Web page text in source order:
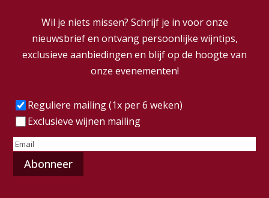
Wil je niets missen? Schrijf je in voor onze
nieuwsbrief en ontvang persoonlijke wijntips,
exclusieve aanbiedingen en blijf op de hoogte van
onze evenementen!
Frequentie(Vereist)
Reguliere mailing (1x per 6 weken)
Exclusieve wijnen mailing
E-
mailadres(Vereist)